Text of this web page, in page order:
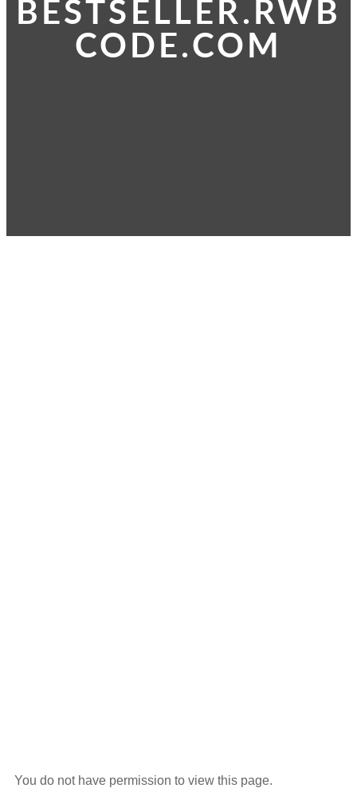
BESTSELLER.RWB
CODE.COM
You do not have permission to view this page.